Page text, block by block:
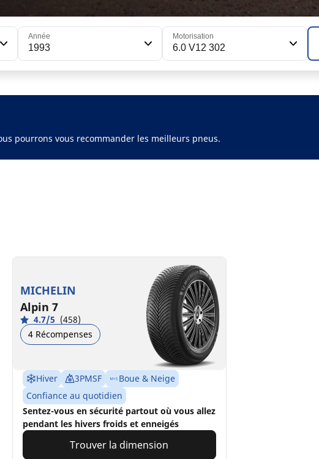
Année
1993
Motorisation
6.0 V12 302
pourrons vous recommander les meilleurs pneus.
MICHELIN
Alpin 7
4.7/5 (458)
4 Récompenses
Hiver 3PMSF
Boue & Neige
Confiance au quotidien
Sentez-vous en sécurité partout où vous allez
pendant les hivers froids et enneigés
Trouver la dimension